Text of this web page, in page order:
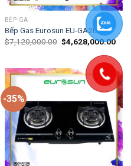
BẾP GA
Bếp Gas Eurosun EU-GA205S
$7,120,000.00 $4,628,000.00
-35%